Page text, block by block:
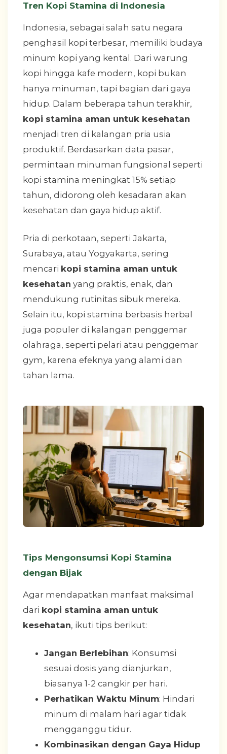
Tren Kopi Stamina di Indonesia
Indonesia, sebagai salah satu negara
penghasil kopi terbesar, memiliki budaya
minum kopi yang kental. Dari warung
kopi hingga kafe modern, kopi bukan
hanya minuman, tapi bagian dari gaya
hidup. Dalam beberapa tahun terakhir,
kopi stamina aman untuk kesehatan
menjadi tren di kalangan pria usia
produktif. Berdasarkan data pasar,
permintaan minuman fungsional seperti
kopi stamina meningkat 15% setiap
tahun, didorong oleh kesadaran akan
kesehatan dan gaya hidup aktif.
Pria di perkotaan, seperti Jakarta,
Surabaya, atau Yogyakarta, sering
mencari kopi stamina aman untuk
kesehatan yang praktis, enak, dan
mendukung rutinitas sibuk mereka.
Selain itu, kopi stamina berbasis herbal
juga populer di kalangan penggemar
olahraga, seperti pelari atau penggemar
gym, karena efeknya yang alami dan
tahan lama.
Tips Mengonsumsi Kopi Stamina
dengan Bijak
Agar mendapatkan manfaat maksimal
dari kopi stamina aman untuk
kesehatan, ikuti tips berikut:
Jangan Berlebihan: Konsumsi
sesuai dosis yang dianjurkan,
biasanya 1-2 cangkir per hari.
Perhatikan Waktu Minum: Hindari
minum di malam hari agar tidak
mengganggu tidur.
Kombinasikan dengan Gaya Hidup